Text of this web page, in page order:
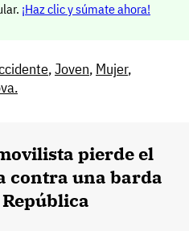
¡Haz clic y súmate ahora!
,Joven, Mujer,
pierde el
contra una barda